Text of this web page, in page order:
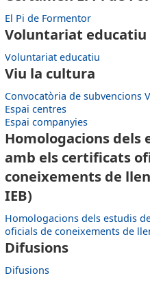
El Pi de Formentor
Voluntariat educatiu
Voluntariat educatiu
Viu la cultura
Convocatòria de subvencions
Espai centres
Espai companyies
Homologacions dels
amb els certificats
coneixements de
IEB)
Homologacions dels estudis
oficials de coneixements de
Difusions
Difusions